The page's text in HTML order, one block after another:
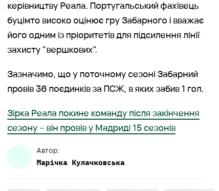
керівництву Реала. Португальський фахівець
буцімто високо оцінює гру Забарного і вважає
його одним із пріоритетів для підсилення лінії
захисту "вершкових".
Зазначимо, що у поточному сезоні Забарний
провів 36 поєдинків за ПСЖ, в яких забив 1 гол.
Зірка Реала покине команду після закінчення
сезону – він провів у Мадриді 15 сезонів
Автор:
Марічка Кулачковська